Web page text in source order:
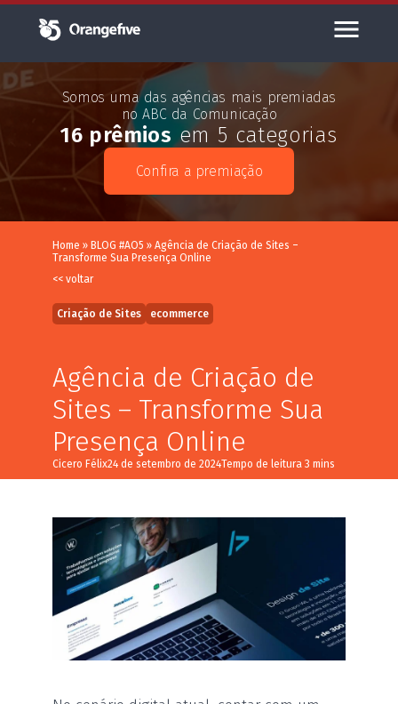
Somos uma das agências mais premiadas
no ABC da Comunicação
16 prêmios em 5 categorias
Confira a premiação
Home » BLOG #AO5 » Agência de Criação de Sites –
Transforme Sua Presença Online
<< voltar
Criação de Sites ecommerce
Agência de Criação de
Sites – Transforme Sua
Presença Online
Cicero Félix24 de setembro de 2024